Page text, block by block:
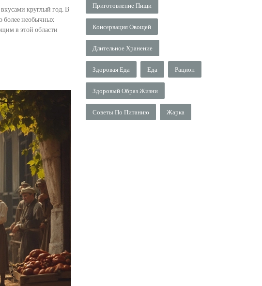
круглый год. В
более необычных
в этой области
Приготовление Пищи
Консервация Овощей
Длительное Хранение
Здоровая Еда Еда Рацион
Здоровый Образ Жизни
Советы По Питанию Жарка